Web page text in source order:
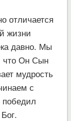
отличается
жизни
давно. Мы
что Он Сын
мудрость
с
победил